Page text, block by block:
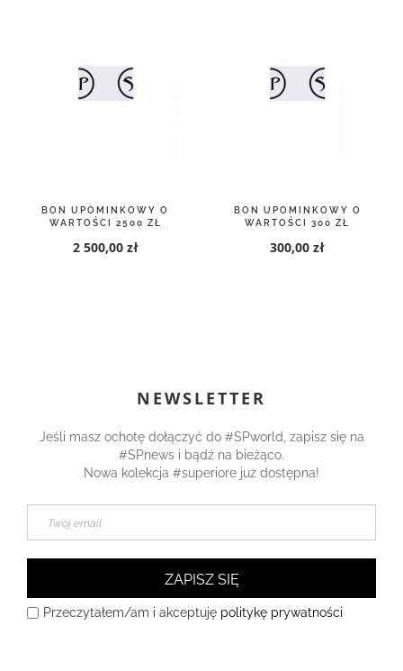
BON UPOMINKOWY O
WARTOŚCI 2500 ZŁ
2 500,00 zł
BON UPOMINKOWY O
WARTOŚCI 300 ZŁ
300,00 zł
NEWSLETTER
Jeśli masz ochotę dołączyć do #SPworld, zapisz się na
#SPnews i bądź na bieżąco.
Nowa kolekcja #superiore już dostępna!
ZAPISZ SIĘ
Przeczytałem/am i akceptuję politykę prywatności